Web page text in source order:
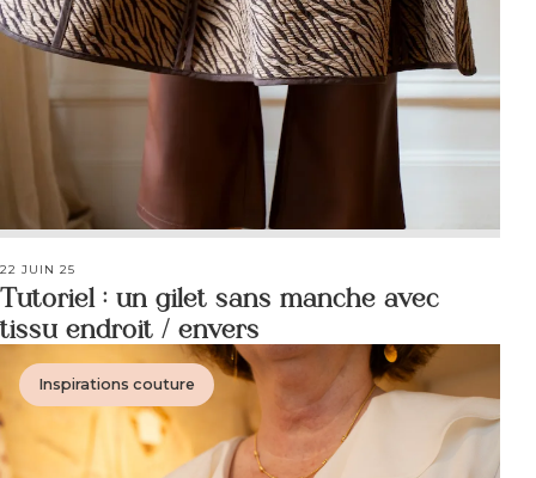
22 JUIN 25
Tutoriel : un gilet sans manche avec
tissu endroit / envers
Inspirations couture